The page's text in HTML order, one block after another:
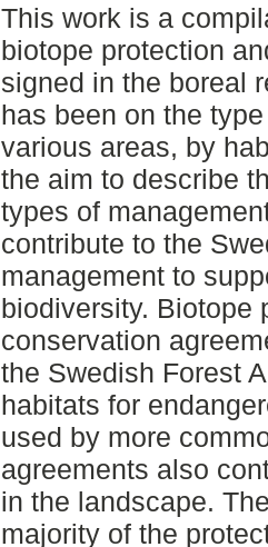
This work is a
biotope protection
signed in the boreal
has been on the
various areas, by
the aim to describe
types of
contribute to the
management to
biodiversity. Biotope
conservation
the Swedish Forest
habitats for
used by more
agreements also
in the landscape.
majority of the